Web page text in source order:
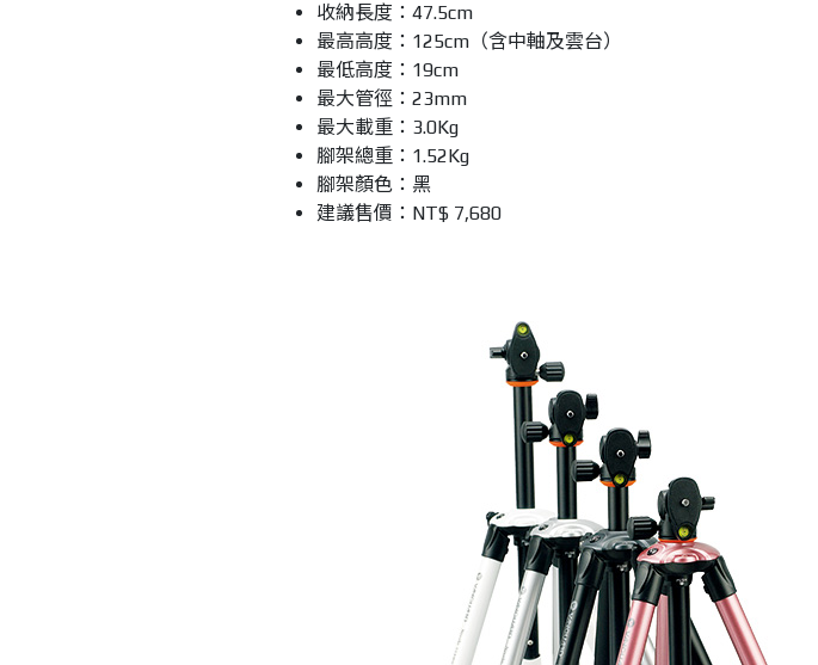
收納長度：47.5cm
最高高度：125cm（含中軸及雲台）
最低高度：19cm
最大管徑：23mm
最大載重：3.0Kg
腳架總重：1.52Kg
腳架顏色：黑
建議售價：NT$ 7,680